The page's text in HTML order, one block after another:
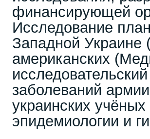
финансирующей
Исследование
Западной Украине
американских
заболеваний
украинских
эпидемиологии и